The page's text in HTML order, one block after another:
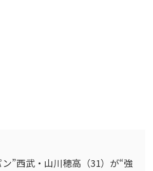
ン”西武・山川穂高（31）が“強